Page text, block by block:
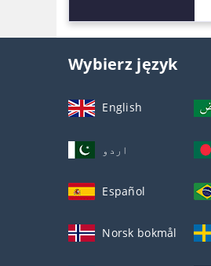
Wybierz język
English
اردو
Español
Norsk bokmål